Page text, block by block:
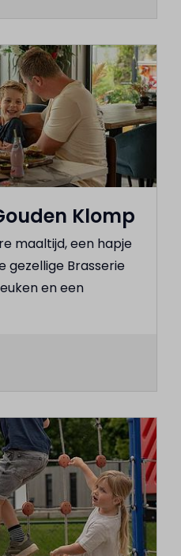
Klomp
maaltijd, een hapje
gezellige Brasserie
en een